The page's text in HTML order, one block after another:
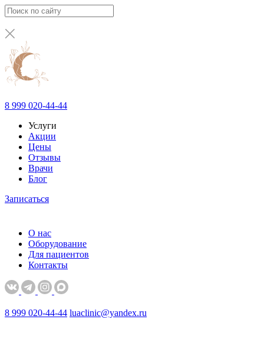
8 999 020-44-44
Услуги
Акции
Цены
Отзывы
Врачи
Блог
Записаться
О нас
Оборудование
Для пациентов
Контакты
8 999 020-44-44 luaclinic@yandex.ru